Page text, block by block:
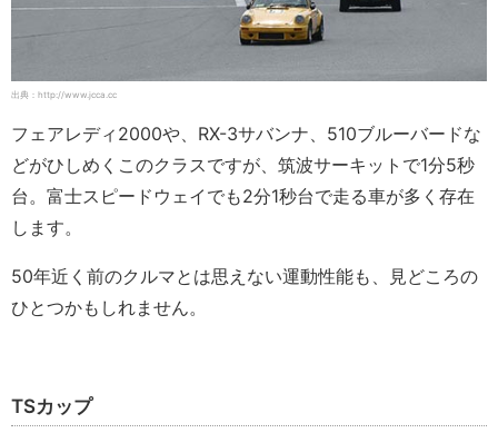
出典：http://www.jcca.cc
フェアレディ2000や、RX-3サバンナ、510ブルーバードな
どがひしめくこのクラスですが、筑波サーキットで1分5秒
台。富士スピードウェイでも2分1秒台で走る車が多く存在
します。
50年近く前のクルマとは思えない運動性能も、見どころの
ひとつかもしれません。
TSカップ